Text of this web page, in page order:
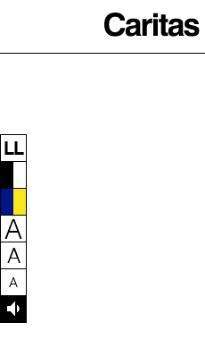
Zum Inhalt dieser Seite
Zur Navigation
Zum Footer dieser Seite
LL
A
A
A